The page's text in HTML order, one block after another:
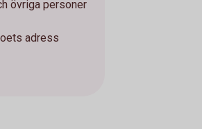
övriga personer
adress